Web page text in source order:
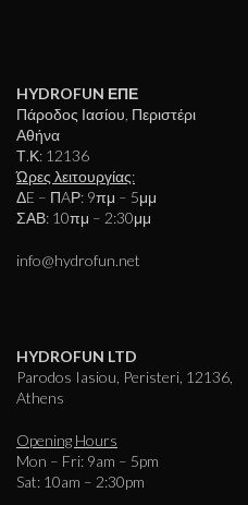
HYDROFUN ΕΠΕ
Πάροδος Ιασίου, Περιστέρι
Αθήνα
Τ.Κ: 12136
Ώρες λειτουργίας:
ΔE – ΠAΡ: 9πμ – 5μμ
ΣΑΒ: 10πμ – 2:30μμ
info@hydrofun.net
HYDROFUN LTD
Parodos Iasiou, Peristeri, 12136,
Athens
Opening Hours
Mon – Fri: 9am – 5pm
Sat: 10am – 2:30pm